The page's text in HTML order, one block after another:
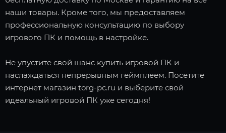
наши товары. Кроме того, мы предоставляем
профессиональную консультацию по выбору
игрового ПК и помощь в настройке.
Не упустите свой шанс купить игровой ПК и
наслаждаться непрерывным геймплеем. Посетите
интернет магазин torg-pc.ru и выберите свой
идеальный игровой ПК уже сегодня!